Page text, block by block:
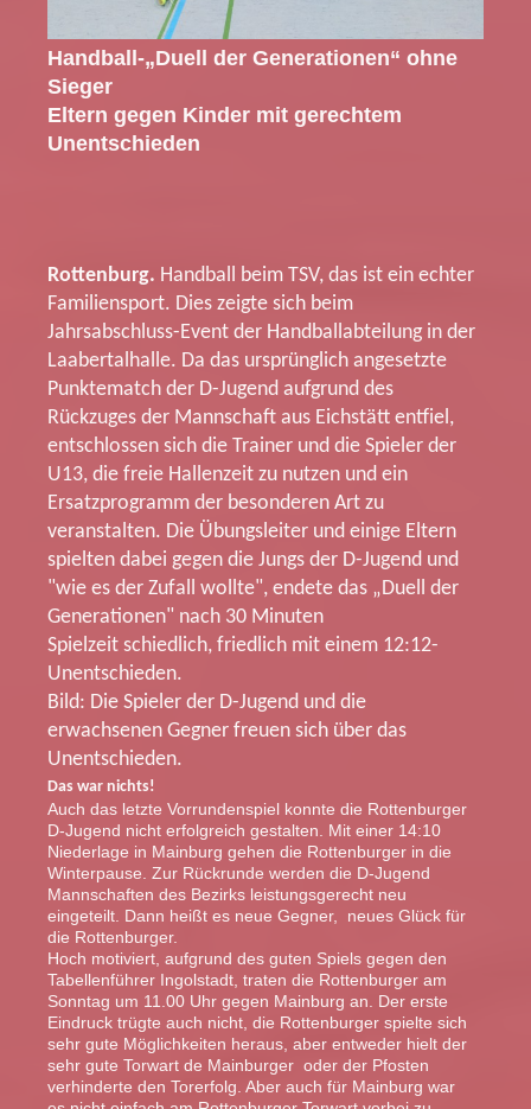
Handball-„Duell der Generationen“ ohne
Sieger
Eltern gegen Kinder mit gerechtem
Unentschieden
Rottenburg. Handball beim TSV, das ist ein echter
Familiensport. Dies zeigte sich beim
Jahrsabschluss-Event der Handballabteilung in der
Laabertalhalle. Da das ursprünglich angesetzte
Punktematch der D-Jugend aufgrund des
Rückzuges der Mannschaft aus Eichstätt entfiel,
entschlossen sich die Trainer und die Spieler der
U13, die freie Hallenzeit zu nutzen und ein
Ersatzprogramm der besonderen Art zu
veranstalten. Die Übungsleiter und einige Eltern
spielten dabei gegen die Jungs der D-Jugend und
"wie es der Zufall wollte", endete das „Duell der
Generationen" nach 30 Minuten
Spielzeit schiedlich, friedlich mit einem 12:12-
Unentschieden.
Bild: Die Spieler der D-Jugend und die
erwachsenen Gegner freuen sich über das
Unentschieden.
Das war nichts!
Auch das letzte Vorrundenspiel konnte die Rottenburger
D-Jugend nicht erfolgreich gestalten. Mit einer 14:10
Niederlage in Mainburg gehen die Rottenburger in die
Winterpause. Zur Rückrunde werden die D-Jugend
Mannschaften des Bezirks leistungsgerecht neu
eingeteilt. Dann heißt es neue Gegner, neues Glück für
die Rottenburger.
Hoch motiviert, aufgrund des guten Spiels gegen den
Tabellenführer Ingolstadt, traten die Rottenburger am
Sonntag um 11.00 Uhr gegen Mainburg an. Der erste
Eindruck trügte auch nicht, die Rottenburger spielte sich
sehr gute Möglichkeiten heraus, aber entweder hielt der
sehr gute Torwart de Mainburger oder der Pfosten
verhinderte den Torerfolg. Aber auch für Mainburg war